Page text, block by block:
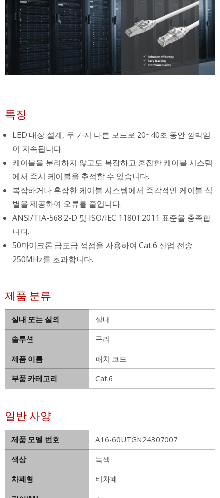
특징
LED 내장 설계, 두 가지 다른 모드로 20~40초 동안 깜박임
이 지속됩니다.
케이블을 분리하지 않고도 복잡하고 혼잡한 케이블 시스템
에서 즉시 케이블을 추적할 수 있습니다.
복잡하거나 혼잡한 케이블 시스템에서 즉각적인 케이블 식
별을 제공하여 오류를 줄입니다.
ANSI/TIA-568.2-D 및 ISO/IEC 11801:2011 표준을 충족합
니다.
50마이크론 금도금 접점을 사용하여 Cat.6 산업 전송
250MHz를 초과합니다.
제품 분류
실내 또는 실외
실내
솔루션
구리
제품 이름
패치 코드
부품 카테고리
Cat.6
일반 사양
제품 모델 번호
A16-60UTGN24307007
색상
녹색
차폐형
비차폐